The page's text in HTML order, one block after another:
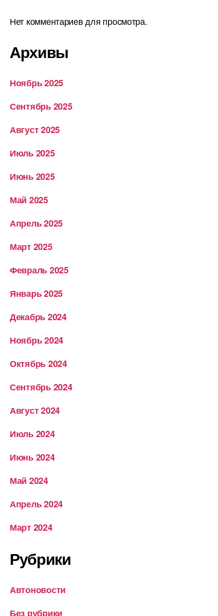
Нет комментариев для просмотра.
Архивы
Ноябрь 2025
Сентябрь 2025
Август 2025
Июль 2025
Июнь 2025
Май 2025
Апрель 2025
Март 2025
Февраль 2025
Январь 2025
Декабрь 2024
Ноябрь 2024
Октябрь 2024
Сентябрь 2024
Август 2024
Июль 2024
Июнь 2024
Май 2024
Апрель 2024
Март 2024
Рубрики
Автоновости
Без рубрики